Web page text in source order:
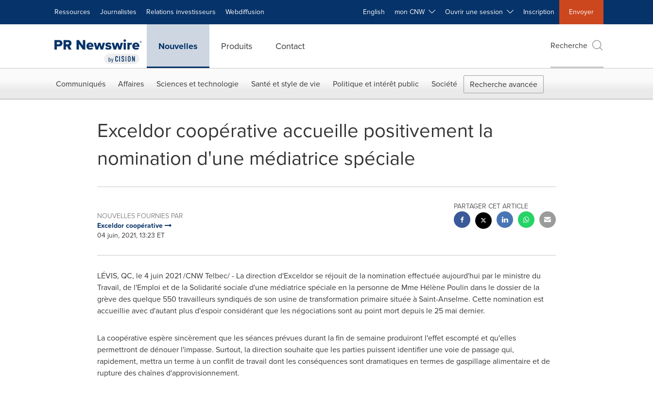
Ressources Journalistes Relations investisseurs Webdiffusion English mon CNW Ouvrir une session Inscription Envoyer
Nouvelles Produits Contact Recherche
Communiqués Affaires Sciences et technologie Santé et style de vie Politique et intérêt public Société Recherche avancée
Exceldor coopérative accueille positivement la
nomination d'une médiatrice spéciale
NOUVELLES FOURNIES PAR
Exceldor coopérative
04 juin, 2021, 13:23 ET
PARTAGER CET ARTICLE
LÉVIS, QC, le 4 juin 2021 /CNW Telbec/ - La direction d'Exceldor se réjouit de la nomination effectuée aujourd'hui par le ministre du
Travail, de l'Emploi et de la Solidarité sociale d'une médiatrice spéciale en la personne de Mme Hélène Poulin dans le dossier de la
grève des quelque 550 travailleurs syndiqués de son usine de transformation primaire située àSaint-Anselme. Cette nomination est
accueillie avec d'autant plus d'espoir considérant que les négociations sont au point mort depuis le 25 mai dernier.
La coopérative espère sincèrement que les séances prévues durant la fin de semaine produiront l'effet escompté et qu'elles
permettront de dénouer l'impasse. Surtout, la direction souhaite que les parties puissent identifier une voie de passage qui,
rapidement, mettra un terme à un conflit de travail dont les conséquences sont dramatiques en termes de gaspillage alimentaire et de
rupture des chaînes d'approvisionnement.